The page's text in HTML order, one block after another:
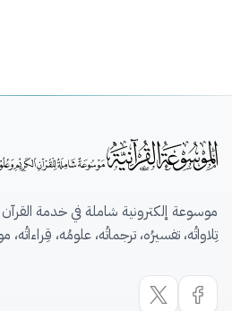
موسوعة إلكترونية شاملة في خدمة
تِلاواتُه، تفسيرُه، ترجماتُه، علومُه، قِراءاتُه،